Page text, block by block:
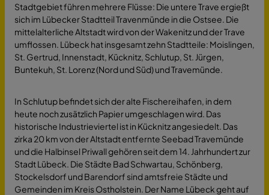
Stadtgebiet führen mehrere Flüsse: Die untere Trave ergießt
sich im Lübecker Stadtteil Travenmünde in die Ostsee. Die
mittelalterliche Altstadt wird von der Wakenitz und der Trave
umflossen. Lübeck hat insgesamt zehn Stadtteile: Moislingen,
St. Gertrud, Innenstadt, Kücknitz, Schlutup, St. Jürgen,
Buntekuh, St. Lorenz (Nord und Süd) und Travemünde.
In Schlutup befindet sich der alte Fischereihafen, in dem
heute noch zusätzlich Papier umgeschlagen wird. Das
historische Industrieviertel ist in Kücknitz angesiedelt. Das
zirka 20 km von der Altstadt entfernte Seebad Travemünde
und die Halbinsel Priwall gehören seit dem 14. Jahrhundert zur
Stadt Lübeck. Die Städte Bad Schwartau, Schönberg,
Stockelsdorf und Barendorf sind amtsfreie Städte und
Gemeinden im Kreis Ostholstein. Der Name Lübeck geht auf